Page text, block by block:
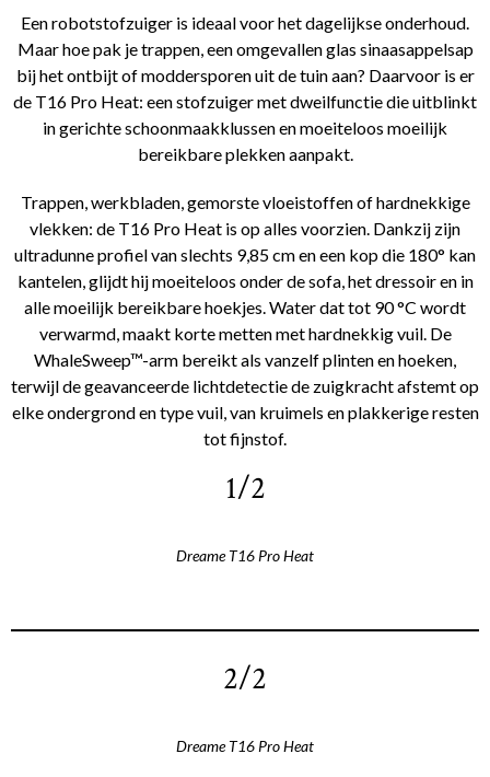
Een robotstofzuiger is ideaal voor het dagelijkse onderhoud.
Maar hoe pak je trappen, een omgevallen glas sinaasappelsap
bij het ontbijt of moddersporen uit de tuin aan? Daarvoor is er
de T16 Pro Heat: een stofzuiger met dweilfunctie die uitblinkt
in gerichte schoonmaakklussen en moeiteloos moeilijk
bereikbare plekken aanpakt.
Trappen, werkbladen, gemorste vloeistoffen of hardnekkige
vlekken: de T16 Pro Heat is op alles voorzien. Dankzij zijn
ultradunne profiel van slechts 9,85 cm en een kop die 180° kan
kantelen, glijdt hij moeiteloos onder de sofa, het dressoir en in
alle moeilijk bereikbare hoekjes. Water dat tot 90 °C wordt
verwarmd, maakt korte metten met hardnekkig vuil. De
WhaleSweep™-arm bereikt als vanzelf plinten en hoeken,
terwijl de geavanceerde lichtdetectie de zuigkracht afstemt op
elke ondergrond en type vuil, van kruimels en plakkerige resten
tot fijnstof.
1/2
Dreame T16 Pro Heat
2/2
Dreame T16 Pro Heat